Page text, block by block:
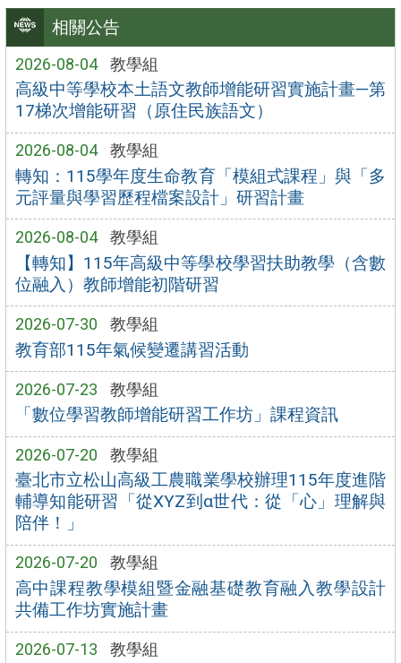
相關公告
2026-08-04 教學組
高級中等學校本土語文教師增能研習實施計畫—第
17梯次增能研習（原住民族語文）
2026-08-04 教學組
轉知：115學年度生命教育「模組式課程」與「多
元評量與學習歷程檔案設計」研習計畫
2026-08-04 教學組
【轉知】115年高級中等學校學習扶助教學（含數
位融入）教師增能初階研習
2026-07-30 教學組
教育部115年氣候變遷講習活動
2026-07-23 教學組
「數位學習教師增能研習工作坊」課程資訊
2026-07-20 教學組
臺北市立松山高級工農職業學校辦理115年度進階
輔導知能研習「從XYZ到α世代：從「心」理解與
陪伴！」
2026-07-20 教學組
高中課程教學模組暨金融基礎教育融入教學設計
共備工作坊實施計畫
2026-07-13 教學組